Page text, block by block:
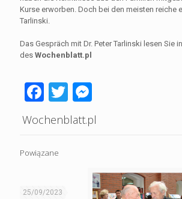
Kurse erworben. Doch bei den meisten reiche
Tarlinski.
Das Gespräch mit Dr. Peter Tarlinski lesen Sie
des Wochenblatt.pl
Facebook
Twitter
Wochenblatt.pl
Powiązane
25/09/2023